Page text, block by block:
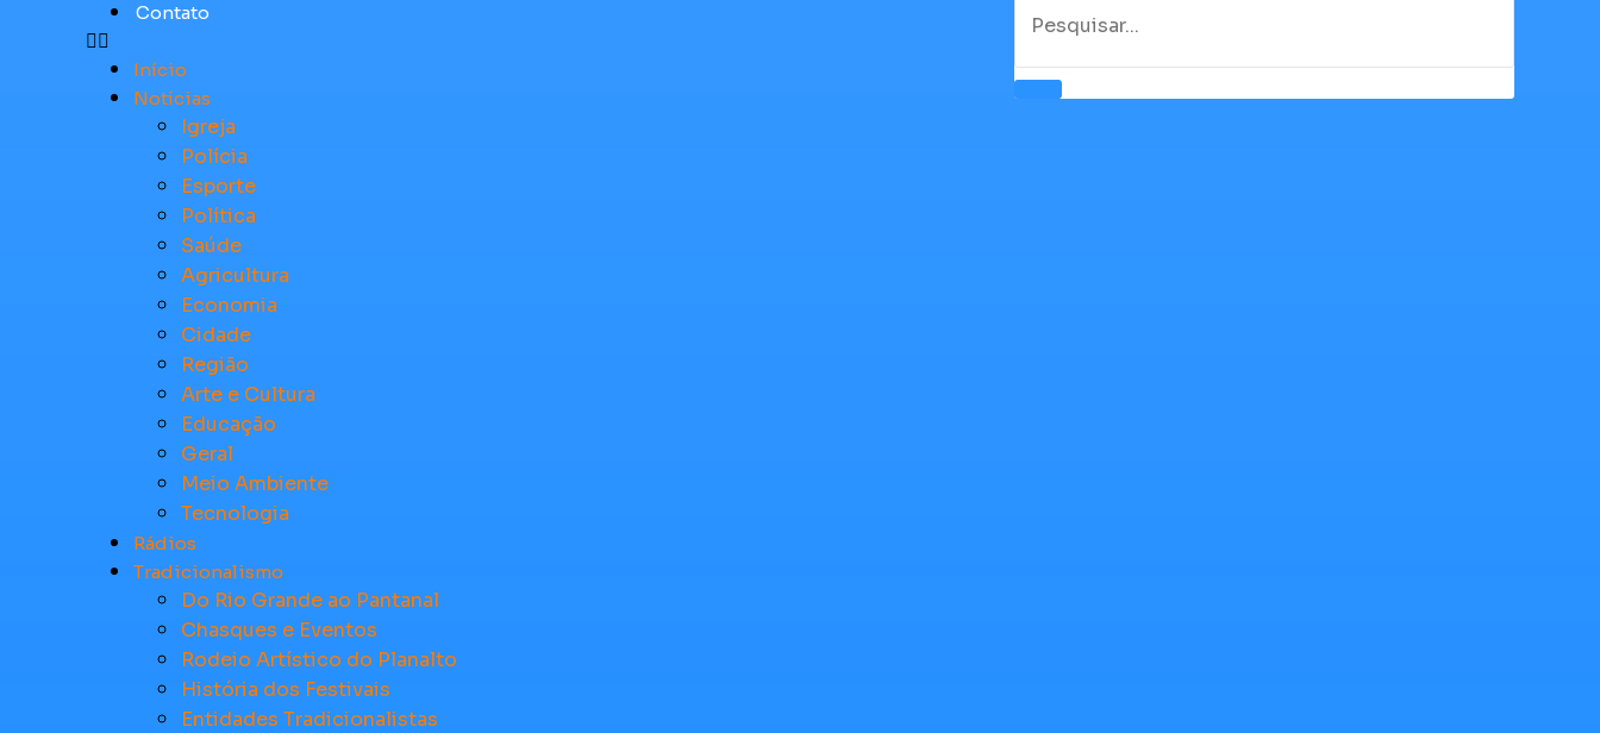
Contato
Início
Notícias
Igreja
Polícia
Esporte
Política
Saúde
Agricultura
Economia
Cidade
Região
Arte e Cultura
Educação
Geral
Meio Ambiente
Tecnologia
Rádios
Tradicionalismo
Do Rio Grande ao Pantanal
Chasques e Eventos
Rodeio Artístico do Planalto
História dos Festivais
Entidades Tradicionalistas